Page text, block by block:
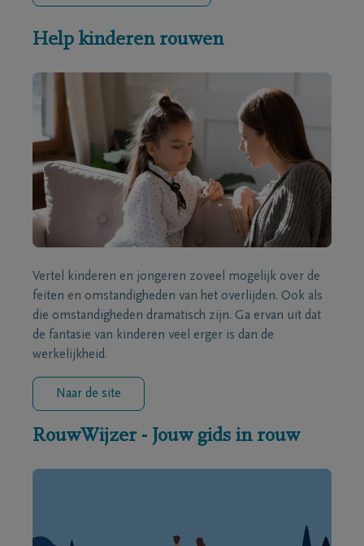
Help kinderen rouwen
Vertel kinderen en jongeren zoveel mogelijk over de
feiten en omstandigheden van het overlijden. Ook als
die omstandigheden dramatisch zijn. Ga ervan uit dat
de fantasie van kinderen veel erger is dan de
werkelijkheid.
Naar de site
RouwWijzer - Jouw gids in rouw